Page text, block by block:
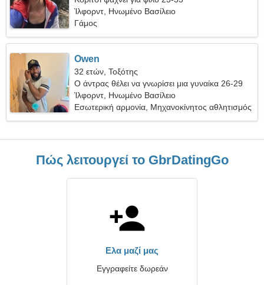
Ίλφορντ, Ηνωμένο Βασίλειο
Γάμος
Owen
32 ετών, Τοξότης
Ο άντρας θέλει να γνωρίσει μια γυναίκα 26-29
Ίλφορντ, Ηνωμένο Βασίλειο
Εσωτερική αρμονία, Μηχανοκίνητος αθλητισμός
Πώς λειτουργεί το GbrDatingGo
Ελα μαζί μας
Εγγραφείτε δωρεάν